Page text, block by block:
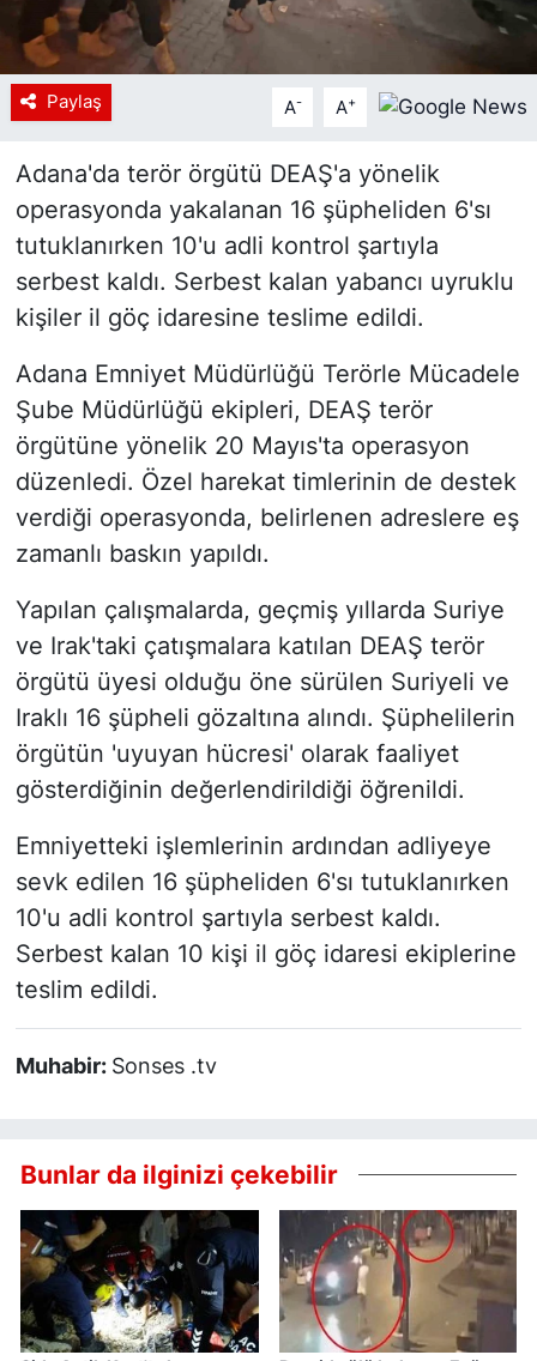
Paylaş A- A+
Adana'da terör örgütü DEAŞ'a yönelik
operasyonda yakalanan 16 şüpheliden 6'sı
tutuklanırken 10'u adli kontrol şartıyla
serbest kaldı. Serbest kalan yabancı uyruklu
kişiler il göç idaresine teslime edildi.
Adana Emniyet Müdürlüğü Terörle Mücadele
Şube Müdürlüğü ekipleri, DEAŞ terör
örgütüne yönelik 20 Mayıs'ta operasyon
düzenledi. Özel harekat timlerinin de destek
verdiği operasyonda, belirlenen adreslere eş
zamanlı baskın yapıldı.
Yapılan çalışmalarda, geçmiş yıllarda Suriye
ve Irak'taki çatışmalara katılan DEAŞ terör
örgütü üyesi olduğu öne sürülen Suriyeli ve
Iraklı 16 şüpheli gözaltına alındı. Şüphelilerin
örgütün 'uyuyan hücresi' olarak faaliyet
gösterdiğinin değerlendirildiği öğrenildi.
Emniyetteki işlemlerinin ardından adliyeye
sevk edilen 16 şüpheliden 6'sı tutuklanırken
10'u adli kontrol şartıyla serbest kaldı.
Serbest kalan 10 kişi il göç idaresi ekiplerine
teslim edildi.
Muhabir: Sonses .tv
Bunlar da ilginizi çekebilir